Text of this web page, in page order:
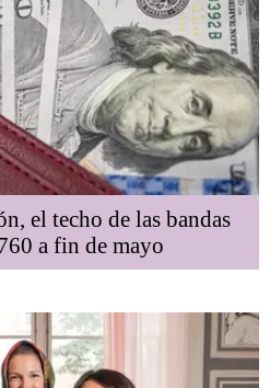
el techo de las bandas
a fin de mayo